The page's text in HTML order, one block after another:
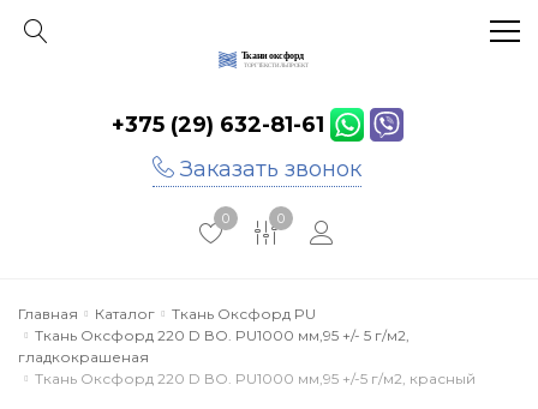
+375 (29) 632-81-61
Заказать звонок
0 0
Каталог
Главная Каталог
Ткань Оксфорд PU
Ткань Оксфорд 220 D ВО. PU1000 мм,95 +/- 5 г/м2,
гладкокрашеная
Ткань Оксфорд 220 D ВО. PU1000 мм,95 +/-5 г/м2, красный